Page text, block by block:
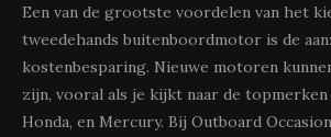
Een van de grootste voordelen van het
tweedehands buitenboordmotor is de
kostenbesparing. Nieuwe motoren
zijn, vooral als je kijkt naar de topmerken
Honda, en Mercury. Bij Outboard